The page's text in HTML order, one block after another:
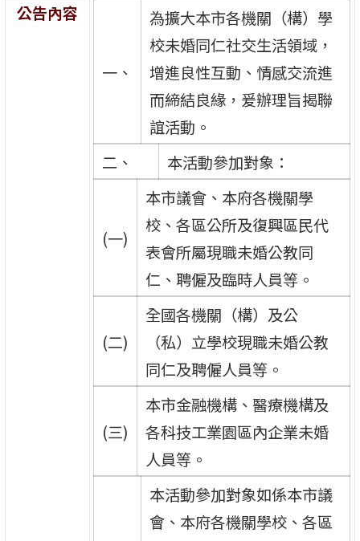
公告內容
一、
為擴大本市各機關（構）學
校未婚同仁社交生活領域，
增進良性互動、情感交流進
而締結良緣，爰辦理旨揭聯
誼活動。
二、
本活動參加對象：
(一)
本市議會、本府各機關學
校、各區公所及復興區民代
表會所屬現職未婚公教同
仁、聘僱及臨時人員等。
(二)
全國各機關（構）及公
（私）立學校現職未婚公教
同仁及聘僱人員等。
(三)
本市金融機構、醫療機構及
各科技工業園區內企業未婚
人員等。
本活動參加對象如係本市議
會、本府各機關學校、各區